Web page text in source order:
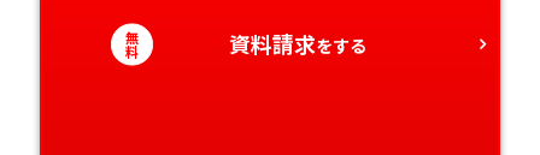
愛知県
香川県
宮崎県
無
料 資料請求をする